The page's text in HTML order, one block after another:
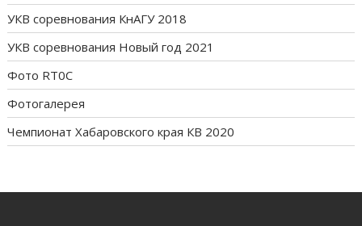
УКВ соревнования КнАГУ 2018
УКВ соревнования Новый год 2021
Фото RT0C
Фотогалерея
Чемпионат Хабаровского края КВ 2020